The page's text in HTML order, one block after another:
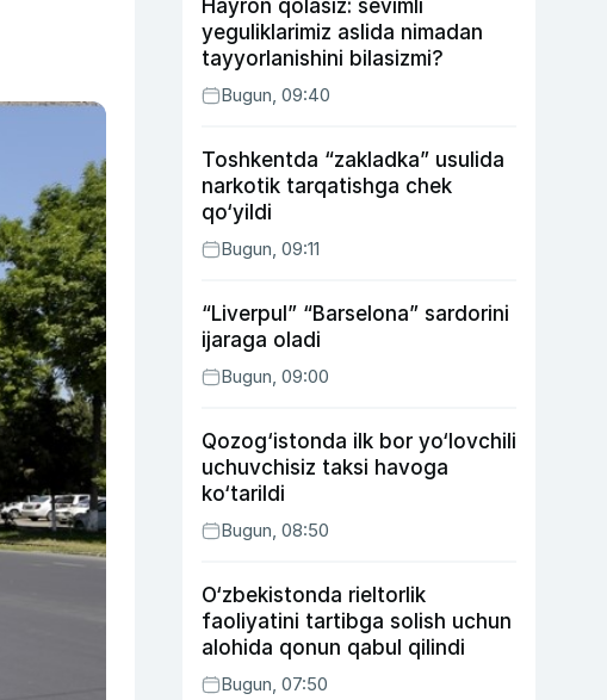
Hayron qolasiz: sevimli
yeguliklarimiz aslida nimadan
tayyorlanishini bilasizmi?
Bugun, 09:40
Toshkentda “zakladka” usulida
narkotik tarqatishga chek
qo‘yildi
Bugun, 09:11
“Liverpul” “Barselona” sardorini
ijaraga oladi
Bugun, 09:00
Qozog‘istonda ilk bor yo‘lovchili
uchuvchisiz taksi havoga
ko‘tarildi
Bugun, 08:50
O‘zbekistonda rieltorlik
faoliyatini tartibga solish uchun
alohida qonun qabul qilindi
Bugun, 07:50